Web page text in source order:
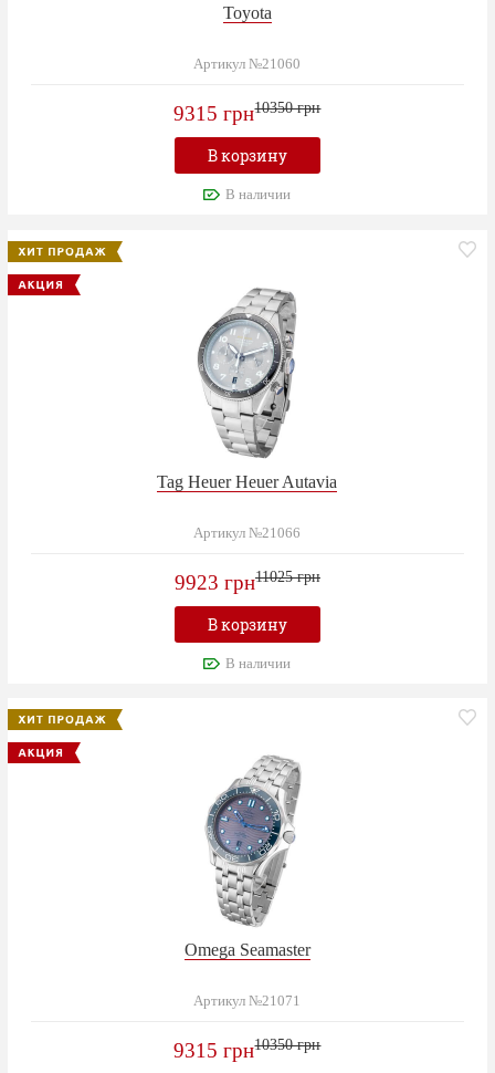
Toyota
Артикул №21060
9315 грн10350 грн
В корзину
В наличии
Tag Heuer Heuer Autavia
Артикул №21066
9923 грн11025 грн
В корзину
В наличии
Omega Seamaster
Артикул №21071
9315 грн10350 грн